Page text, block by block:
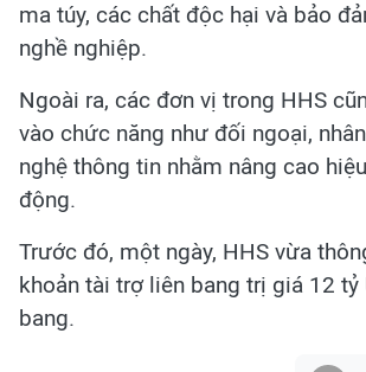
ma túy, các chất độc hại và bảo
nghề nghiệp.
Ngoài ra, các đơn vị trong HHS
vào chức năng như đối ngoại,
nghệ thông tin nhằm nâng cao
động.
Trước đó, một ngày, HHS vừa
khoản tài trợ liên bang trị giá 12 tỷ
bang.